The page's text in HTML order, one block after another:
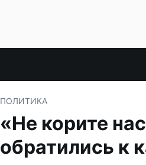
ПОЛИТИКА
«Не корите
обратились к